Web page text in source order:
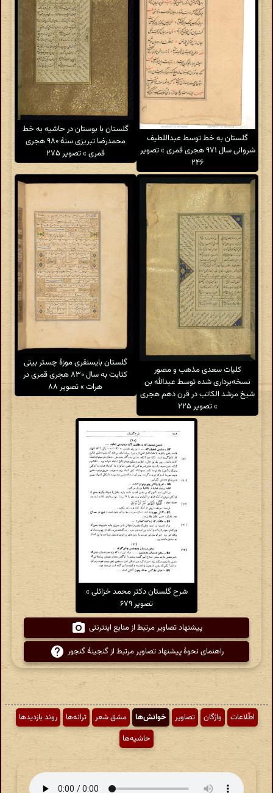
گلستان به خط توسط عبداللطیف
شروانى سال ۹۷۱ هجری قمری » تصویر
۲۴۶
گلستان با بوستان در حاشیه به خط
محمدرضا تبریزی سنهٔ ۹۸۰ هجری
قمری » تصویر ۲۷۵
کلیات سعدی مذهب و مصور
نسخه‌برداری شده توسط عبدالله بن
شیخ مرشد الکاتب در قرن دهم هجری
» تصویر ۲۲۵
گلستان بایسنقری موزهٔ چستر بیتی
کتابت به سال ۸۳۰ هجری قمری در
هرات » تصویر ۸۸
شرح گلستان دکتر محمد خزائلی »
تصویر ۶۷۹
پیشنهاد تصاویر مرتبط از منابع اینترنتی
راهنمای نحوهٔ پیشنهاد تصاویر مرتبط از گنجینهٔ گنجور
اطّلاعات واژگان تصاویر خوانش‌ها مشق شعر ترانه‌ها
روند بازدیدها
حاشیه‌ها